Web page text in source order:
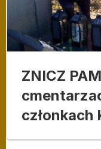
ZNICZ
członkach